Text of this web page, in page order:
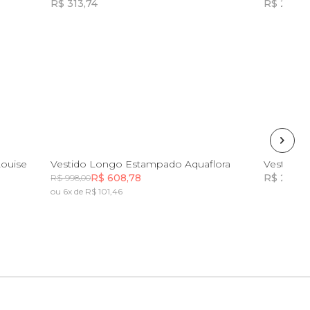
R$ 313,74 R$
Vestido Longo Estampado Aquaflora
R$ 998,00R$ 608,78
ou 6x de R$ 101,46
Vestido
R$